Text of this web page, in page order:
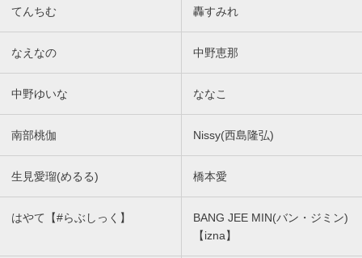
てんちむ 轟すみれ
なえなの 中野恵那
中野ゆいな ななこ
南部桃伽 Nissy(西島隆弘)
生見愛瑠(めるる) 橋本愛
はやて【#らぶしっく】
BANG JEE MIN(バン・ジミン)
【izna】